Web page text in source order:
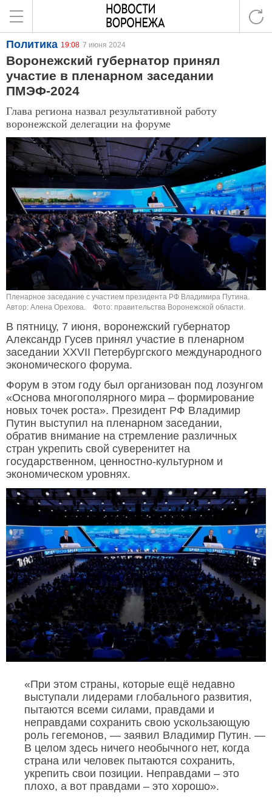
Политика 19:08 7 июня 2024
Воронежский губернатор принял
участие в пленарном заседании
ПМЭФ-2024
Глава региона назвал результативной работу
воронежской делегации на форуме
Пленарное заседание с участием президента РФ Владимира Путина.
Автор: Алена Орехова.
Фото: правительства Воронежской области.
В пятницу, 7 июня, воронежский губернатор
Александр Гусев принял участие в пленарном
заседании XXVII Петербургского международного
экономического форума.
Форум в этом году был организован под лозунгом
«Основа многополярного мира – формирование
новых точек роста». Президент РФ Владимир
Путин выступил на пленарном заседании,
обратив внимание на стремление различных
стран укрепить свой суверенитет на
государственном, ценностно-культурном и
экономическом уровнях.
«При этом страны, которые ещё недавно
выступали лидерами глобального развития,
пытаются всеми силами, правдами и
неправдами сохранить свою ускользающую
роль гегемонов, — заявил Владимир Путин. —
В целом здесь ничего необычного нет, когда
страна или человек пытаются сохранить,
укрепить свои позиции. Неправдами – это
плохо, а вот правдами – это хорошо».